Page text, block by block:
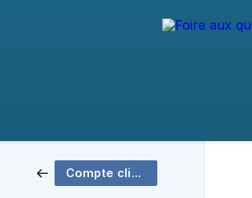
Compte client Chronovet